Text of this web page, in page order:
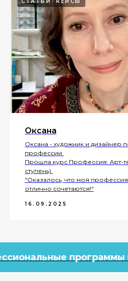
СТАТЬИ КЕЙСЫ
Оксана
Оксана - художник и дизайнер
профессии.
Прошла курс Профессия: Арт-
ступень).
"Оказалось, что моя
отлично сочетаются!"
16.09.2025
программы